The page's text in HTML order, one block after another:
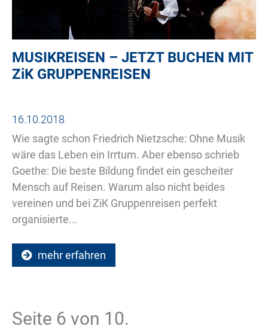
MUSIKREISEN – JETZT BUCHEN MIT
ZiK GRUPPENREISEN
16.10.2018
Wie sagte schon Friedrich Nietzsche: Ohne Musik
wäre das Leben ein Irrtum. Aber ebenso schrieb
Goethe: Die beste Bildung findet ein gescheiter
Mensch auf Reisen. Warum also nicht beides
vereinen und bei ZiK Gruppenreisen perfekt
organisierte...
mehr erfahren
Seite 6 von 10.